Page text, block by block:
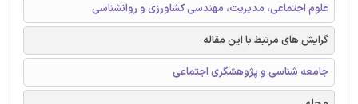
علوم اجتماعی، مدیریت، مهندسی کشاورزی و روانشناسی
گرایش های مرتبط با این مقاله
جامعه شناسی و پژوهشگری اجتماعی